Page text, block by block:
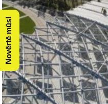
Novērtē mūs!